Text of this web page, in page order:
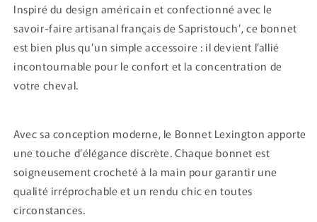
Inspiré du design américain et confectionné avec le
savoir-faire artisanal français de Sapristouch’, ce bonnet
est bien plus qu’un simple accessoire : il devient l’allié
incontournable pour le confort et la concentration de
votre cheval.
Avec sa conception moderne, le Bonnet Lexington apporte
une touche d’élégance discrète. Chaque bonnet est
soigneusement crocheté à la main pour garantir une
qualité irréprochable et un rendu chic en toutes
circonstances.